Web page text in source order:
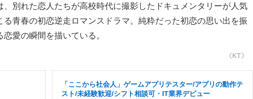
別れた恋人たちが高校時代に撮影したドキュメンタリーが人気
青春の初恋逆走ロマンスドラマ。純粋だった初恋の思い出を振
愛の瞬間を描いている。
《KT》
「ここから社会人」ゲームアプリテスター/アプリの動作テ
スト/未経験歓迎/シフト相談可・IT業界デビュー